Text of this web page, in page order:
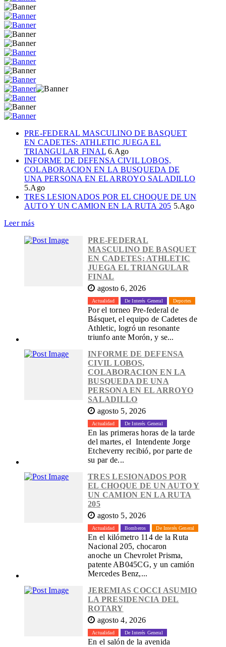
PRE-FEDERAL MASCULINO DE BASQUET
EN CADETES: ATHLETIC JUEGA EL
TRIANGULAR FINAL 6.Ago
INFORME DE DEFENSA CIVIL LOBOS,
COLABORACION EN LA BUSQUEDA DE
UNA PERSONA EN EL ARROYO SALADILLO
5.Ago
TRES LESIONADOS POR EL CHOQUE DE UN
AUTO Y UN CAMION EN LA RUTA 205 5.Ago
Leer más
PRE-FEDERAL
MASCULINO DE BASQUET
EN CADETES: ATHLETIC
JUEGA EL TRIANGULAR
FINAL
agosto 6, 2026
Actualidad De Interés General Deportes
Por el torneo Pre-federal de
Básquet, el equipo de Cadetes de
Athletic, logró un resonante
triunfo ante Morón, y se...
INFORME DE DEFENSA
CIVIL LOBOS,
COLABORACION EN LA
BUSQUEDA DE UNA
PERSONA EN EL ARROYO
SALADILLO
agosto 5, 2026
Actualidad De Interés General
En las primeras horas de la tarde
del martes, el Intendente Jorge
Etcheverry recibió, por parte de
su par de...
TRES LESIONADOS POR
EL CHOQUE DE UN AUTO Y
UN CAMION EN LA RUTA
205
agosto 5, 2026
Actualidad Bomberos De Interés General
En el kilómetro 114 de la Ruta
Nacional 205, chocaron
anoche un Chevrolet Prisma,
patente AB045CG, y un camión
Mercedes Benz,...
JEREMIAS COCCI ASUMIO
LA PRESIDENCIA DEL
ROTARY
agosto 4, 2026
Actualidad De Interés General
En el salón de la avenida